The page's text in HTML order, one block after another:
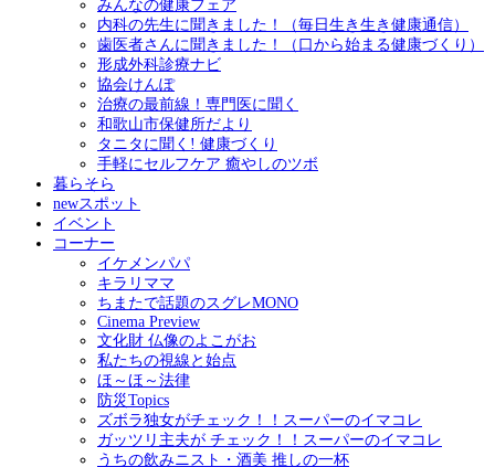
みんなの健康フェア
内科の先生に聞きました！（毎日生き生き健康通信）
歯医者さんに聞きました！（口から始まる健康づくり）
形成外科診療ナビ
協会けんぽ
治療の最前線！専門医に聞く
和歌山市保健所だより
タニタに聞く! 健康づくり
手軽にセルフケア 癒やしのツボ
暮らそら
newスポット
イベント
コーナー
イケメンパパ
キラリママ
ちまたで話題のスグレMONO
Cinema Preview
文化財 仏像のよこがお
私たちの視線と始点
ほ～ほ～法律
防災Topics
ズボラ独女がチェック！！スーパーのイマコレ
ガッツリ主夫が チェック！！スーパーのイマコレ
うちの飲みニスト・酒美 推しの一杯